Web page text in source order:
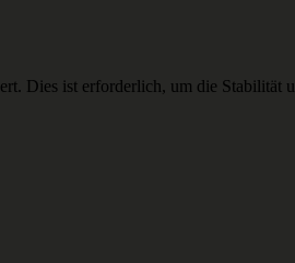
Dies ist erforderlich, um die Stabilität